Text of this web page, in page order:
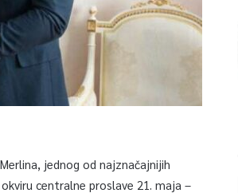
jednog od najznačajnijih
centralne proslave 21. maja –